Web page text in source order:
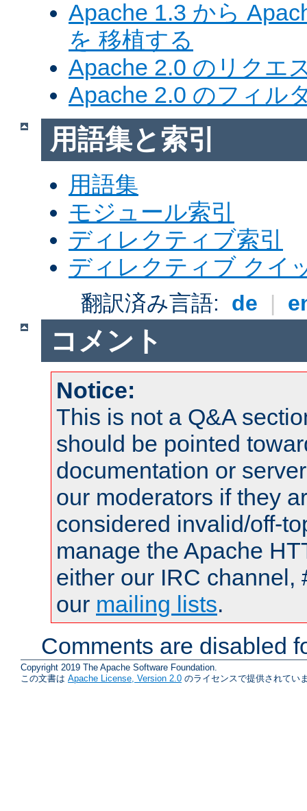
Apache 1.3 から
を 移植する
Apache 2.0 のリクエ
Apache 2.0 のフィル
用語集と索引
用語集
モジュール索引
ディレクティブ索引
ディレクティブ クイ
翻訳済み言語: de |
コメント
Notice:
This is not a Q&A
should be pointed
documentation or
our moderators if they
considered invalid/off-
manage the Apache
either our IRC channel,
our mailing lists.
Comments are disabled
Copyright 2019 The Apache Software Foundation.
この文書は Apache License, Version 2.0 のライセンスで提供されてい